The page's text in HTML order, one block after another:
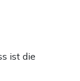
ist die